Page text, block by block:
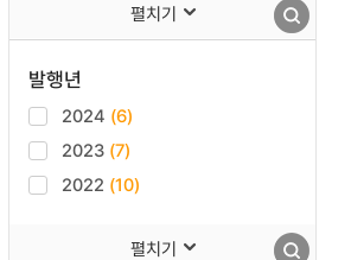
펼치기
발행년
2024 (6)
2023 (7)
2022 (10)
펼치기